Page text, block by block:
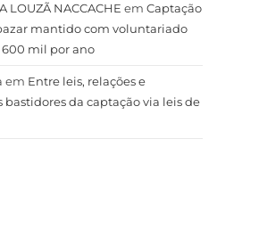
LOUZÃ NACCACHE em Captação
mantido com voluntariado
600 mil por ano
em Entre leis, relações e
bastidores da captação via leis de